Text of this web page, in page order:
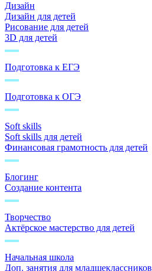
Дизайн
Дизайн для детей
Рисование для детей
3D для детей
Подготовка к ЕГЭ
Подготовка к ОГЭ
Soft skills
Soft skills для детей
Финансовая грамотность для детей
Блогинг
Создание контента
Творчество
Актёрское мастерство для детей
Начальная школа
Доп. занятия для младшеклассников